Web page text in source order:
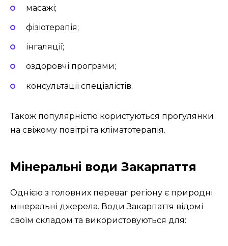
масажі;
фізіотерапія;
інгаляції;
оздоровчі програми;
консультації спеціалістів.
Також популярністю користуються прогулянки
на свіжому повітрі та кліматотерапія.
Мінеральні води Закарпаття
Однією з головних переваг регіону є природні
мінеральні джерела. Води Закарпаття відомі
своїм складом та використовуються для: